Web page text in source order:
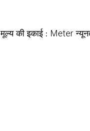
मूल्य की इकाई : Meter